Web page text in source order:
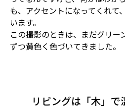
も、アクセントになってくれて
います。
この撮影のときは、まだグリー
ずつ黄色く色づいてきました。
リビングは「木」で